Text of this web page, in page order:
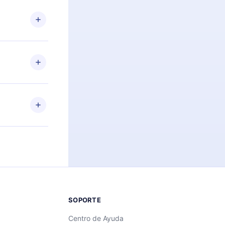
el
de
más de
leer o
iOS,
momento
SOPORTE
Centro de Ayuda